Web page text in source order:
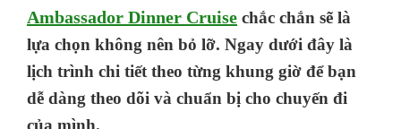
Ambassador Dinner Cruise chắc chắn sẽ là
lựa chọn không nên bỏ lỡ. Ngay dưới đây là
lịch trình chi tiết theo từng khung giờ để bạn
dễ dàng theo dõi và chuẩn bị cho chuyến đi